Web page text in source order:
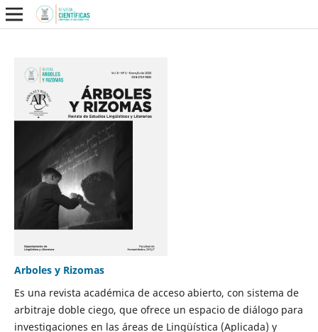
Arboles y Rizomas
Es una revista académica de acceso abierto, con sistema de
arbitraje doble ciego, que ofrece un espacio de diálogo para
investigaciones en las áreas de Lingüística (Aplicada) y